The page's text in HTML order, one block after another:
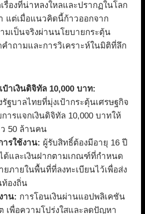
องที่น่าหลงใหลและปรากฏในโลก
แต่เมื่อแนวคิดนี้ก้าวออกจาก
มเป็นจริงผ่านนโยบายกระตุ้น
คำถามและการวิเคราะห์ในมิติที่ลึก
ป๋าเงินดิจิทัล 10,000 บาท:
รัฐบาลไทยที่มุ่งเป้ากระตุ้นเศรษฐกิจ
ารแจกเงินดิจิทัล 10,000 บาทให้
50 ล้านคน
ารใช้งาน: ผู้รับสิทธิ์ต้องมีอายุ 16 ปี
ด้และเงินฝากตามเกณฑ์ที่กำหนด
ยภายในพื้นที่ที่ลงทะเบียนไว้เพื่อส่ง
ท้องถิ่น
าน: การโอนเงินผ่านแอปพลิเคชัน
เพื่อความโปร่งใสและลดปัญหา